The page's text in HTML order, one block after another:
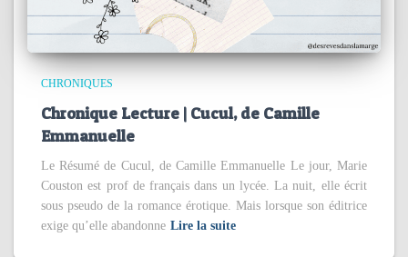
CHRONIQUES
Chronique Lecture | Cucul, de Camille
Emmanuelle
Le Résumé de Cucul, de Camille Emmanuelle Le jour, Marie
Couston est prof de français dans un lycée. La nuit, elle écrit
sous pseudo de la romance érotique. Mais lorsque son éditrice
exige qu’elle abandonne Lire la suite